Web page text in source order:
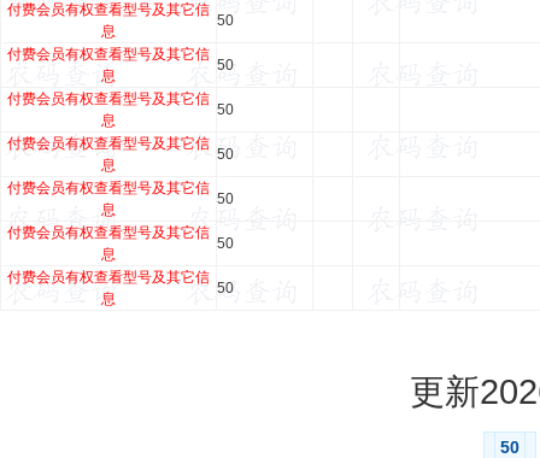
付费会员有权查看型号及其它信
息
50
付费会员有权查看型号及其它信
息
50
付费会员有权查看型号及其它信
息
50
付费会员有权查看型号及其它信
息
50
付费会员有权查看型号及其它信
息
50
付费会员有权查看型号及其它信
息
50
付费会员有权查看型号及其它信
息
50
更新
50